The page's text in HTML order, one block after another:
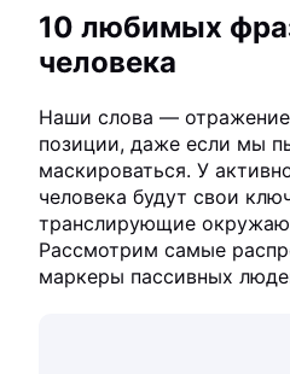
10 любимых
человека
Наши слова —
позиции, даже если мы
маскироваться. У
человека будут свои
транслирующие
Рассмотрим самые
маркеры пассивных